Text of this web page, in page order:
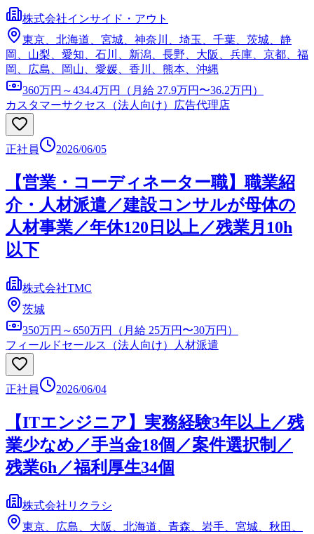
株式会社インサイド・アウト
東京、北海道、宮城、神奈川、埼玉、千葉、茨城、静
岡、山梨、愛知、石川、新潟、長野、大阪、兵庫、京都、福
岡、広島、岡山、愛媛、香川、熊本、沖縄
360万円～434.4万円（月給 27.9万円〜36.2万円）
カスタマーサクセス（法人向け）
広告代理店
正社員 2026/06/05
【営業・コーディネーター職】職業紹
介・人材派遣／建設コンサルが母体の
人材事業／年休120日以上／残業月10h
以下
株式会社TMC
茨城
350万円～650万円（月給 25万円〜30万円）
フィールドセールス（法人向け）
人材派遣
正社員 2026/06/04
【ITエンジニア】実務経験3年以上／残
業少なめ／手当金18個／案件選択制／
残業6h／福利厚生34個
株式会社リクラシ
東京、広島、大阪、北海道、青森、岩手、宮城、秋田、